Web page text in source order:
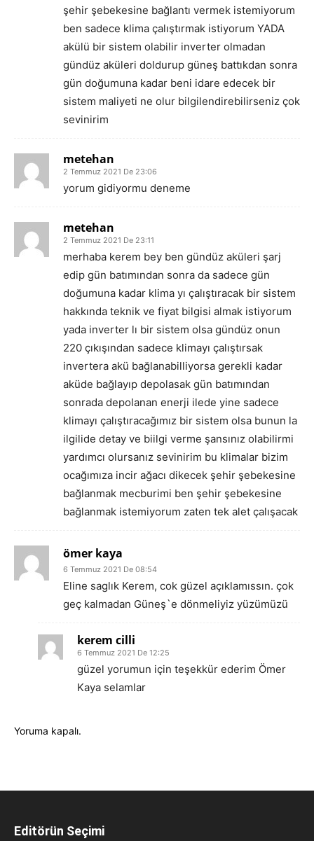
şehir şebekesine bağlantı vermek istemiyorum
ben sadece klima çalıştırmak istiyorum YADA
akülü bir sistem olabilir inverter olmadan
gündüz aküleri doldurup güneş battıkdan sonra
gün doğumuna kadar beni idare edecek bir
sistem maliyeti ne olur bilgilendirebilirseniz çok
sevinirim
metehan
2 Temmuz 2021 De 23:06
yorum gidiyormu deneme
metehan
2 Temmuz 2021 De 23:11
merhaba kerem bey ben gündüz aküleri şarj
edip gün batımından sonra da sadece gün
doğumuna kadar klima yı çalıştıracak bir sistem
hakkında teknik ve fiyat bilgisi almak istiyorum
yada inverter lı bir sistem olsa gündüz onun
220 çıkışından sadece klimayı çalıştırsak
invertera akü bağlanabilliyorsa gerekli kadar
aküde bağlayıp depolasak gün batımından
sonrada depolanan enerji ilede yine sadece
klimayı çalıştıracağımız bir sistem olsa bunun la
ilgilide detay ve biilgi verme şansınız olabilirmi
yardımcı olursanız sevinirim bu klimalar bizim
ocağımıza incir ağacı dikecek şehir şebekesine
bağlanmak mecburimi ben şehir şebekesine
bağlanmak istemiyorum zaten tek alet çalışacak
ömer kaya
6 Temmuz 2021 De 08:54
Eline saglık Kerem, cok güzel açıklamıssın. çok
geç kalmadan Güneş`e dönmeliyiz yüzümüzü
kerem cilli
6 Temmuz 2021 De 12:25
güzel yorumun için teşekkür ederim Ömer
Kaya selamlar
Yoruma kapalı.
Editörün Seçimi